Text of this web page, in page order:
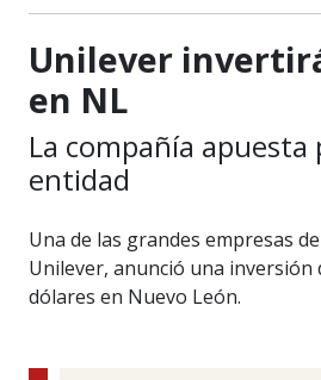
Unilever
en NL
La compañía apuesta
entidad
Una de las grandes empresas
Unilever, anunció una inversión
dólares en Nuevo León.